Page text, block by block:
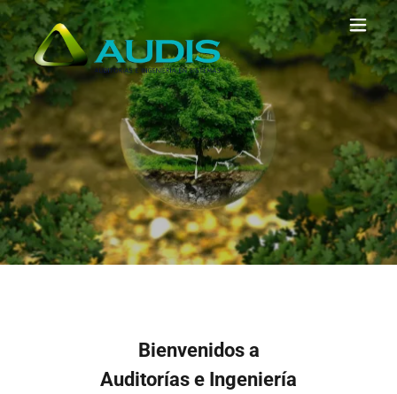
Bienvenidos a
Auditorías e Ingeniería